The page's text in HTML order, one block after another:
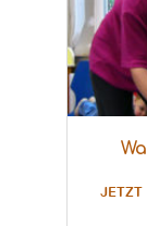
JETZT